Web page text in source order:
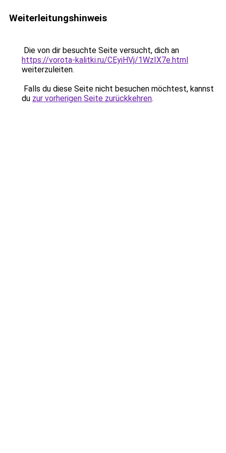
Weiterleitungshinweis
Die von dir besuchte Seite versucht, dich an
https://vorota-kalitki.ru/CEyiHVj/1WzIX7e.html
weiterzuleiten.
Falls du diese Seite nicht besuchen möchtest, kannst
du zur vorherigen Seite zurückkehren.